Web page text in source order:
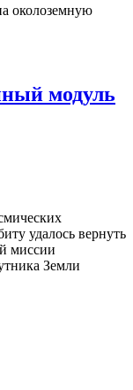
модуль
удалось вернуть
миссии
Земли